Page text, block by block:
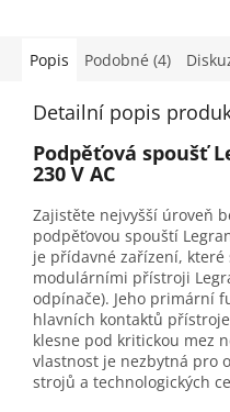
Popis Podobné (4)
Detailní popis
Podpěťová spoušť
230 V AC
Zajistěte nejvyšší úroveň
podpěťovou spouští
je přídavné zařízení,
modulárními přístroji
odpínače). Jeho primární
hlavních kontaktů
klesne pod kritickou mez
vlastnost je nezbytná pro
strojů a technologických